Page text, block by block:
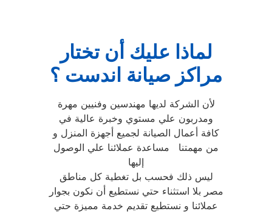
لماذا عليك أن تختار
مراكز صيانة اندست ؟
لأن الشركة لديها مهندسين وفنيين مهرة
ومدربون علي مستوي وخبرة عالية في
كافة أعمال الصيانة لجميع أجهزة المنزل و
من مهمتنا مساعدة عملائنا علي الوصول
إليها
ليس ذلك فحسب بل تغطية كل مناطق
مصر بلا استثناء حتي نستطيع أن نكون بجوار
عملائنا و نستطيع تقديم خدمة مميزة حتي